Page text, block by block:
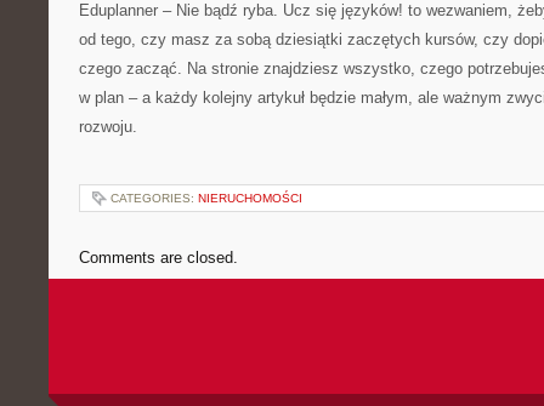
Eduplanner – Nie bądź ryba. Ucz się języków! to wezwaniem,
od tego, czy masz za sobą dziesiątki zaczętych kursów, czy
czego zacząć. Na stronie znajdziesz wszystko, czego
w plan – a każdy kolejny artykuł będzie małym, ale ważnym
rozwoju.
CATEGORIES: NIERUCHOMOŚCI
Comments are closed.